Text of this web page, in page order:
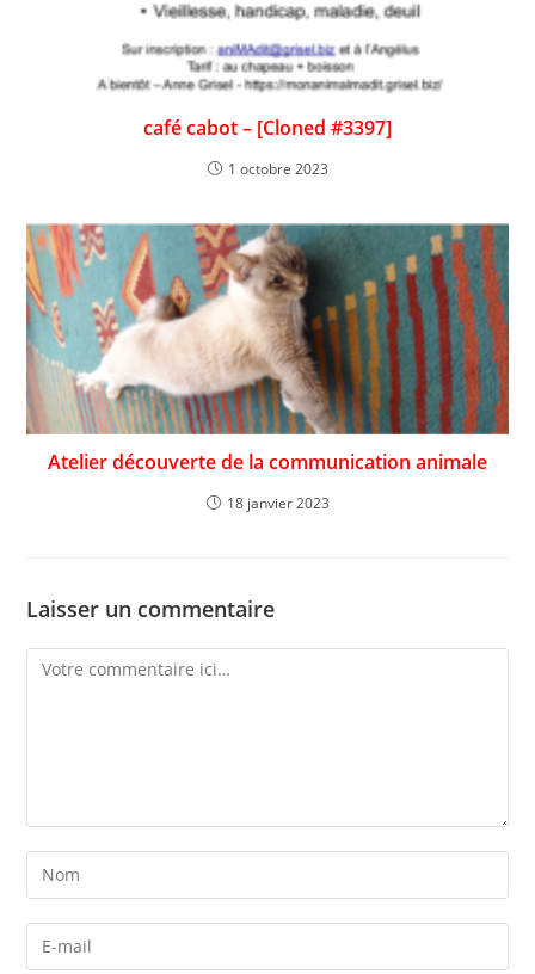
café cabot – [Cloned #3397]
1 octobre 2023
Atelier découverte de la communication animale
18 janvier 2023
Laisser un commentaire